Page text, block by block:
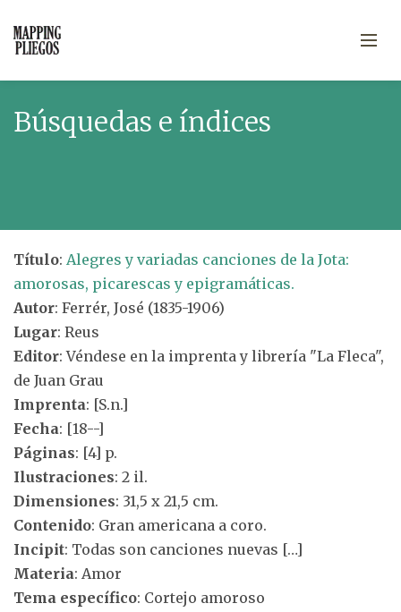
Búsquedas e índices
Título: Alegres y variadas canciones de la Jota:
amorosas, picarescas y epigramáticas.
Autor: Ferrér, José (1835-1906)
Lugar: Reus
Editor: Véndese en la imprenta y librería "La Fleca",
de Juan Grau
Imprenta: [S.n.]
Fecha: [18--]
Páginas: [4] p.
Ilustraciones: 2 il.
Dimensiones: 31,5 x 21,5 cm.
Contenido: Gran americana a coro.
Incipit: Todas son canciones nuevas […]
Materia: Amor
Tema específico: Cortejo amoroso